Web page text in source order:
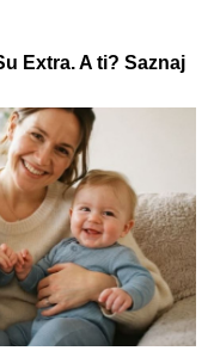
Rusija navodno
dronovima na